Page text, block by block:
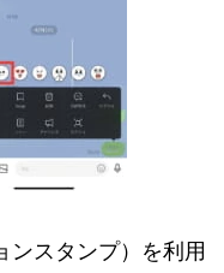
ンスタンプ）を利用